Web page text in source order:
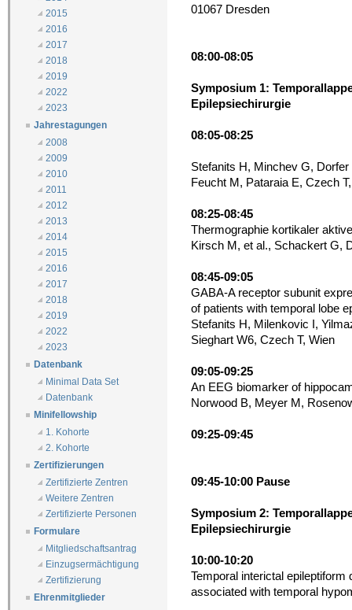
2015
2016
2017
2018
2019
2022
2023
Jahrestagungen
2008
2009
2010
2011
2012
2013
2014
2015
2016
2017
2018
2019
2022
2023
Datenbank
Minimal Data Set
Datenbank
Minifellowship
1. Kohorte
2. Kohorte
Zertifizierungen
Zertifizierte Zentren
Weitere Zentren
Zertifizierte Personen
Formulare
Mitgliedschaftsantrag
Einzugsermächtigung
Zertifizierung
Ehrenmitglieder
01067 Dresden
08:00-08:05
Symposium 1:
Epilepsiechirurgie
08:05-08:25
Stefanits H, Minchev G,
Feucht M, Pataraia E, Czech
08:25-08:45
Thermographie kortikaler
Kirsch M, et al., Schackert G,
08:45-09:05
GABA-A receptor subunit
of patients with temporal lobe
Stefanits H, Milenkovic I,
Sieghart W6, Czech T, Wien
09:05-09:25
An EEG biomarker of
Norwood B, Meyer M,
09:25-09:45
09:45-10:00 Pause
Symposium 2:
Epilepsiechirurgie
10:00-10:20
Temporal interictal
associated with temporal